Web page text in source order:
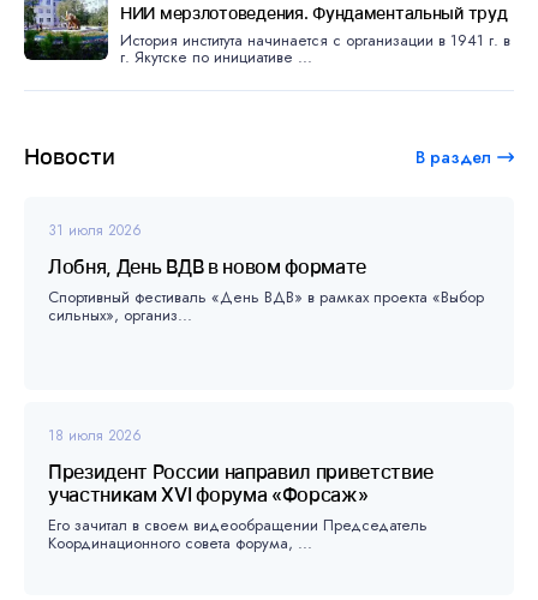
Новости В раздел
31 июля 2026
Лобня, День ВДВ в новом формате
Спортивный фестиваль «День ВДВ» в рамках проекта «Выбор
сильных», организ...
18 июля 2026
Президент России направил приветствие
участникам XVI форума «Форсаж»
Его зачитал в своем видеообращении Председатель
Координационного совета форума, ...
НИИ мерзлотоведения. Фундаментальный труд
История института начинается с организации в 1941 г. в
г. Якутске по инициативе ...